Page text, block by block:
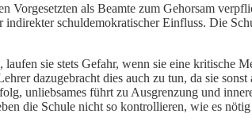
als Beamte zum Gehorsam
schuldemokratischer Einfluss. Die
sie stets Gefahr, wenn sie eine kritische
dazugebracht dies auch zu tun, da sie
unliebsames führt zu Ausgrenzung und
die Schule nicht so kontrollieren, wie es